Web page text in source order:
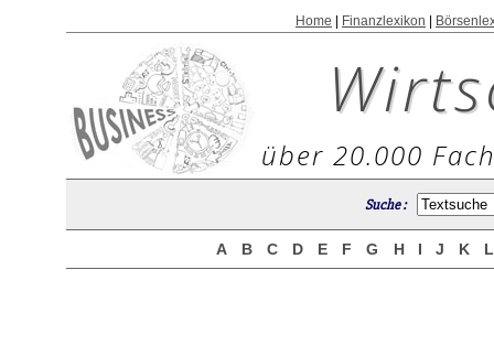
Home Finanzlexikon
über 20.000
Suche :
A B C D E F G H I J K